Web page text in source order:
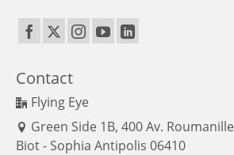
Contact
Flying Eye
Green Side 1B, 400 Av. Roumanille
Biot - Sophia Antipolis 06410